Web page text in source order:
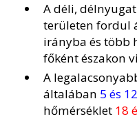
A déli,
területen fordul
irányba és több
főként északon
A
általában 5 és 12
hőmérséklet 18